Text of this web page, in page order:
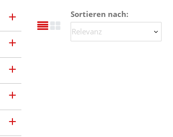
Sortieren nach: